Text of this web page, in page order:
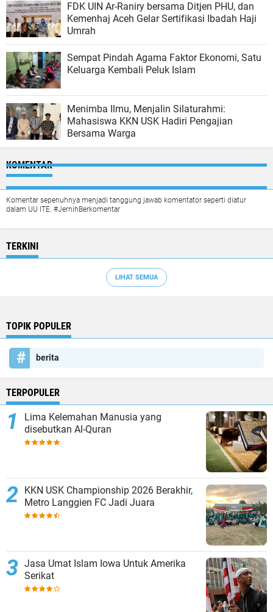
FDK UIN Ar-Raniry bersama Ditjen PHU, dan
Kemenhaj Aceh Gelar Sertifikasi Ibadah Haji
Umrah
Sempat Pindah Agama Faktor Ekonomi, Satu
Keluarga Kembali Peluk Islam
Menimba Ilmu, Menjalin Silaturahmi:
Mahasiswa KKN USK Hadiri Pengajian
Bersama Warga
KOMENTAR
Komentar sepenuhnya menjadi tanggung jawab komentator seperti diatur
dalam UU ITE. #JernihBerkomentar
TERKINI
LIHAT SEMUA
TOPIK POPULER
berita
TERPOPULER
Lima Kelemahan Manusia yang
disebutkan Al-Quran
KKN USK Championship 2026 Berakhir,
Metro Langgien FC Jadi Juara
Jasa Umat Islam Iowa Untuk Amerika
Serikat